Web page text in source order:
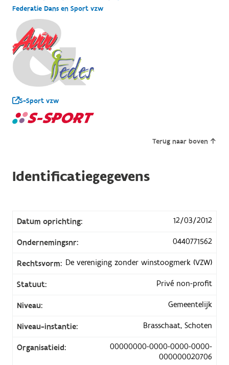
Federatie Dans en Sport vzw
S-Sport vzw
Terug naar boven
Identificatiegegevens
Datum oprichting: 12/03/2012
Ondernemingsnr: 0440771562
Rechtsvorm: De vereniging zonder winstoogmerk (VZW)
Statuut: Privé non-profit
Niveau: Gemeentelijk
Niveau-instantie: Brasschaat, Schoten
Organisatieid:
00000000-0000-0000-0000-
000000020706